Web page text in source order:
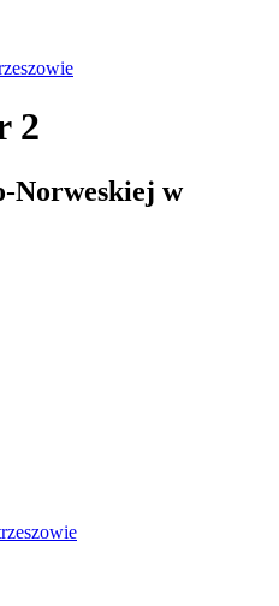
2
Norweskiej w